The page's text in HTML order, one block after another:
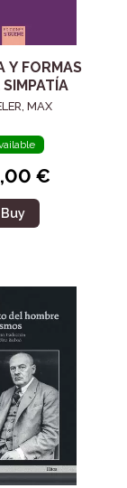
Y FORMAS
MAX
€
Buy